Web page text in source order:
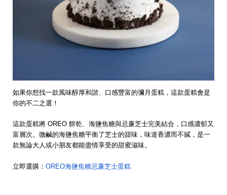
如果你想找一款風味醇厚和諧、口感豐富的彌月蛋糕，這款蛋糕會是
你的不二之選！
這款蛋糕將 OREO 餅乾、海鹽焦糖與忌廉芝士完美結合，口感濃郁又
富層次。微鹹的海鹽焦糖平衡了芝士的甜味，味道香濃而不膩，是一
款無論大人或小朋友都能盡情享受的甜蜜滋味。
立即選購： OREO海鹽焦糖忌廉芝士蛋糕